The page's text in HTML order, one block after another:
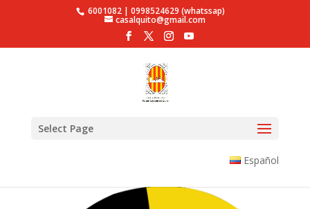
6001082 | 0998524629 (whatssap)
casalquito@gmail.com
Select Page
Español